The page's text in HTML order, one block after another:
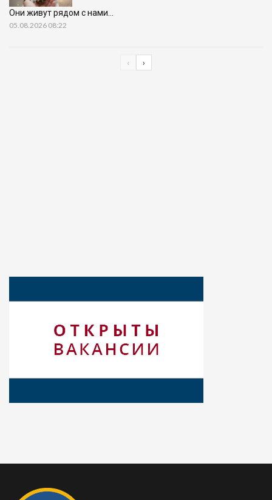
Они живут рядом с нами…
05.08.2026 08:22
‹ ›